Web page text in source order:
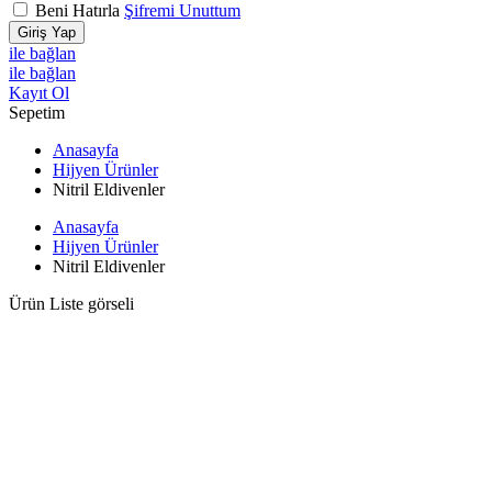
Beni Hatırla Şifremi Unuttum
Giriş Yap
ile bağlan
ile bağlan
Kayıt Ol
Sepetim
Anasayfa
Hijyen Ürünler
Nitril Eldivenler
Anasayfa
Hijyen Ürünler
Nitril Eldivenler
Ürün Liste görseli